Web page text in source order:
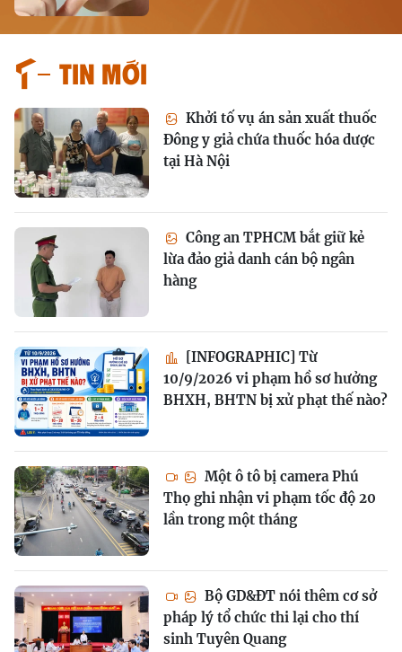
Tin mới
Khởi tố vụ án sản xuất thuốc
Đông y giả chứa thuốc hóa dược
tại Hà Nội
Công an TPHCM bắt giữ kẻ
lừa đảo giả danh cán bộ ngân
hàng
[INFOGRAPHIC] Từ
10/9/2026 vi phạm hồ sơ hưởng
BHXH, BHTN bị xử phạt thế nào?
Một ô tô bị camera Phú
Thọ ghi nhận vi phạm tốc độ 20
lần trong một tháng
Bộ GD&ĐT nói thêm cơ sở
pháp lý tổ chức thi lại cho thí
sinh Tuyên Quang